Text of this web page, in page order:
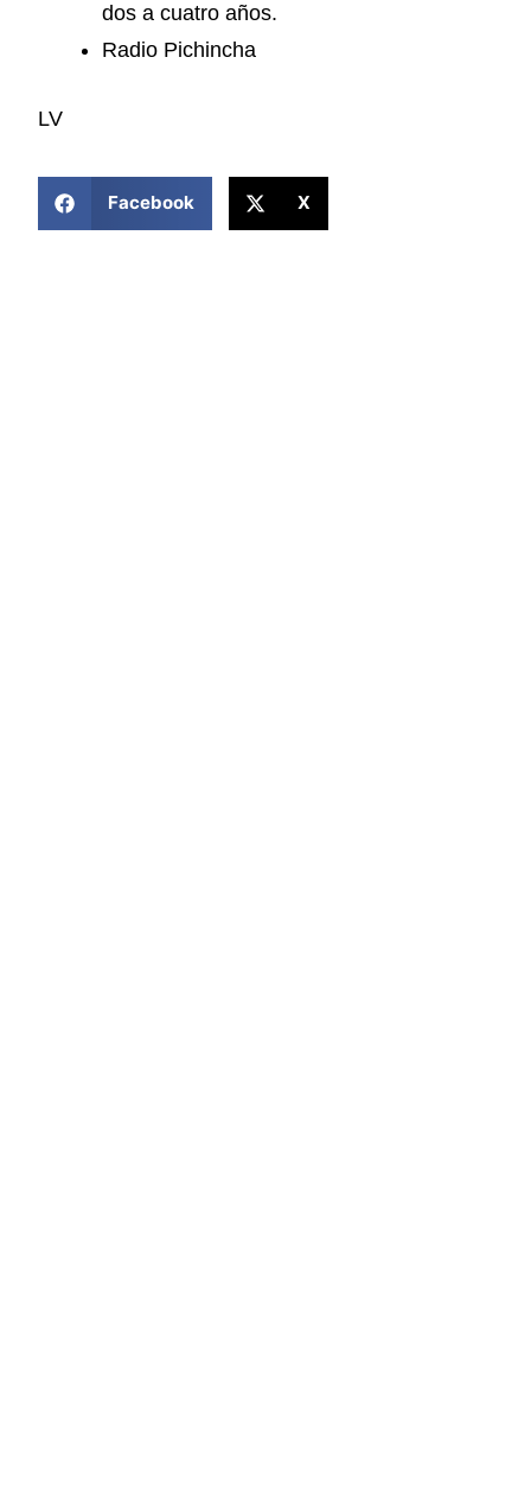
dos a cuatro años.
Radio Pichincha
LV
Facebook X